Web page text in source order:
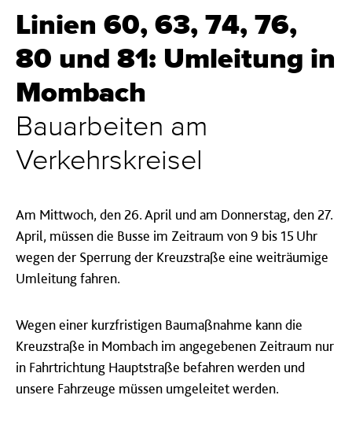
Linien 60, 63, 74, 76,
80 und 81: Umleitung in
Mombach
Bauarbeiten am
Verkehrskreisel
Am Mittwoch, den 26. April und am Donnerstag, den 27.
April, müssen die Busse im Zeitraum von 9 bis 15 Uhr
wegen der Sperrung der Kreuzstraße eine weiträumige
Umleitung fahren.
Wegen einer kurzfristigen Baumaßnahme kann die
Kreuzstraße in Mombach im angegebenen Zeitraum nur
in Fahrtrichtung Hauptstraße befahren werden und
unsere Fahrzeuge müssen umgeleitet werden.